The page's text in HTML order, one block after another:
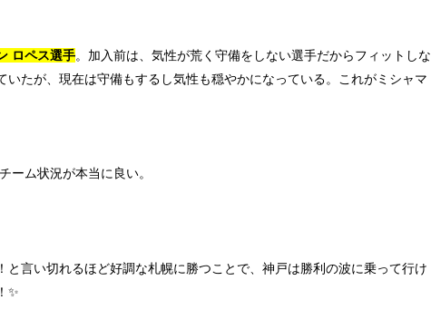
ロペス選手。加入前は、気性が荒く守備をしない選手だからフィットしな
いたが、現在は守備もするし気性も穏やかになっている。これがミシャマ
ーム状況が本当に良い。
と言い切れるほど好調な札幌に勝つことで、神戸は勝利の波に乗って行け
✨